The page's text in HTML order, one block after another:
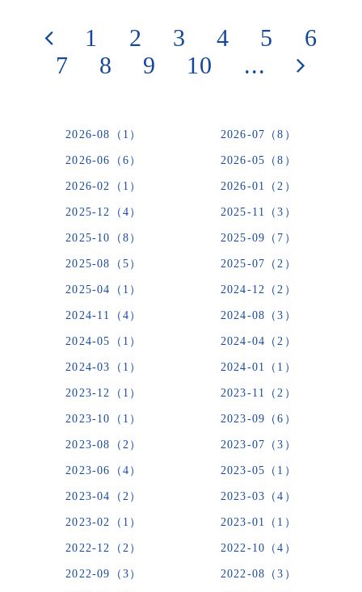
1 2 3 4 5
6
7
8 9 10 ...
2026-08（1） 2026-07（8）
2026-06（6） 2026-05（8）
2026-02（1） 2026-01（2）
2025-12（4） 2025-11（3）
2025-10（8） 2025-09（7）
2025-08（5） 2025-07（2）
2025-04（1） 2024-12（2）
2024-11（4） 2024-08（3）
2024-05（1） 2024-04（2）
2024-03（1） 2024-01（1）
2023-12（1） 2023-11（2）
2023-10（1） 2023-09（6）
2023-08（2） 2023-07（3）
2023-06（4） 2023-05（1）
2023-04（2） 2023-03（4）
2023-02（1） 2023-01（1）
2022-12（2） 2022-10（4）
2022-09（3） 2022-08（3）